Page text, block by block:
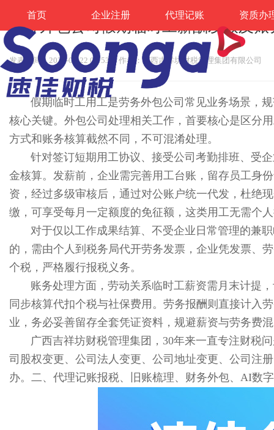
首页 企业注册 代理记账 资质办
劳务外包公司假期临时工薪酬发放及
发表时间：2026-05-22 08:53 作者：广西吉祥坊财税管理集团有限公司
假期临时工用工是劳务外包公司常见业务场景，规
核心关键。外包公司处理相关工作，首要核心是
方式和账务核算截然不同，不可混淆处理。
针对签订短期用工协议、接受公司考勤排班、受
金核算。发薪前，企业需完善用工台账，留存员工身
资，经过多级审核后，通过对公账户统一代发，杜绝
缴，可享受每月一定额度的免征额，这类用工无需个
对于仅以工作成果结算、不受企业日常管理的兼
的，需由个人到税务局代开劳务发票，企业凭发票、
个税，严格履行报税义务。
账务处理方面，劳动关系临时工薪资需月末计提
同步核算代扣个税与社保费用。劳务报酬则直接计入
业，务必妥善留存全套凭证资料，规避薪资与劳务费
广西吉祥坊财税管理集团，30年来一直专注财税
司股权变更、公司法人变更、公司地址变更、公司注
办。二、代理记账报税、旧账梳理、财务外包、AI数